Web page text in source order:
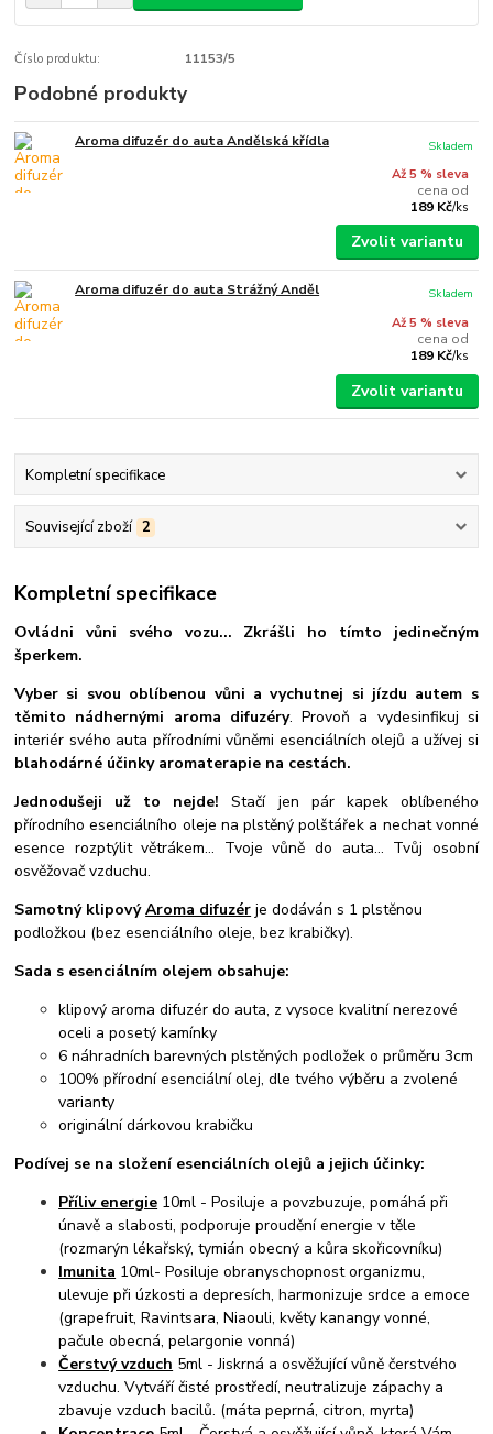
Číslo produktu: 11153/5
Podobné produkty
Aroma difuzér do auta Andělská křídla
Až 5 % sleva
cena od
189 Kč/ks
Skladem
Zvolit variantu
Aroma difuzér do auta Strážný Anděl
Až 5 % sleva
cena od
189 Kč/ks
Skladem
Zvolit variantu
Kompletní specifikace
Související zboží 2
Kompletní specifikace
Ovládni vůni svého vozu... Zkrášli ho tímto jedinečným
šperkem.
Vyber si svou oblíbenou vůni a vychutnej si jízdu autem s
těmito nádhernými aroma difuzéry. Provoň a vydesinfikuj si
interiér svého auta přírodními vůněmi esenciálních olejů a užívej si
blahodárné účinky aromaterapie na cestách.
Jednodušeji už to nejde!Stačí jen pár kapek oblíbeného
přírodního esenciálního oleje na plstěný polštářek a nechat vonné
esence rozptýlit větrákem... Tvoje vůně do auta... Tvůj osobní
osvěžovač vzduchu.
Samotný klipovýAroma difuzér je dodáván s 1 plstěnou
podložkou (bez esenciálního oleje, bez krabičky).
Sada s esenciálním olejem obsahuje:
klipový aroma difuzér do auta, z vysoce kvalitní nerezové
oceli a posetý kamínky
6 náhradních barevných plstěných podložek o průměru 3cm
100% přírodní esenciální olej, dle tvého výběru a zvolené
varianty
originální dárkovou krabičku
Podívej se na složení esenciálních olejů a jejich účinky:
Příliv energie 10ml - Posiluje a povzbuzuje, pomáhá při
únavě a slabosti, podporuje proudění energie v těle
(rozmarýn lékařský, tymián obecný a kůra skořicovníku)
Imunita 10ml- Posiluje obranyschopnost organizmu,
ulevuje při úzkosti a depresích, harmonizuje srdce a emoce
(grapefruit, Ravintsara, Niaouli, květy kanangy vonné,
pačule obecná, pelargonie vonná)
Čerstvý vzduch 5ml - Jiskrná a osvěžující vůně čerstvého
vzduchu. Vytváří čisté prostředí, neutralizuje zápachy a
zbavuje vzduch bacilů. (máta peprná, citron, myrta)